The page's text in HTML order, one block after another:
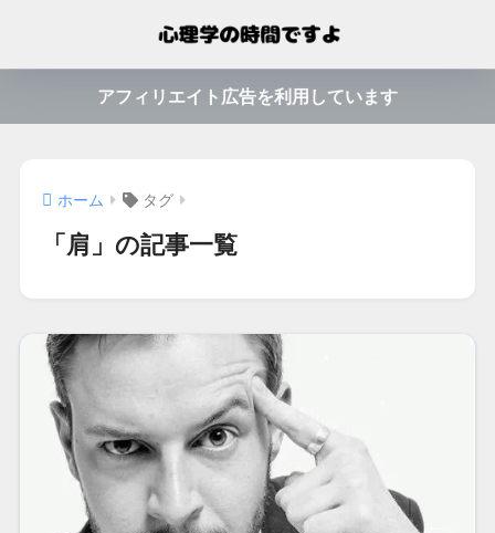
アフィリエイト広告を利用しています
ホーム タグ
「肩」の記事一覧